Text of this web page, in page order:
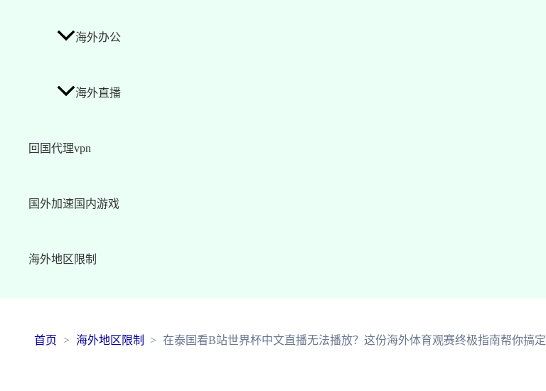
海外办公
海外直播
回国代理vpn
国外加速国内游戏
海外地区限制
首页 海外地区限制 在泰国看B站世界杯中文直播无法播放？这份海外体育观赛终极指南帮你搞定